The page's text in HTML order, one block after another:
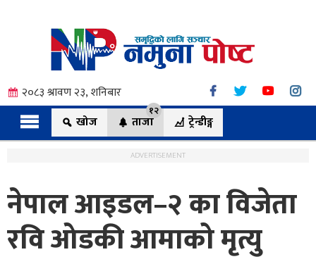
२०८३ श्रावण २३, शनिबार
खोज
ताजा
१२
ट्रेन्डीङ्ग
ADVERTISEMENT
नेपाल आइडल–२ का विजेता
रवि ओडकी आमाको मृत्यु